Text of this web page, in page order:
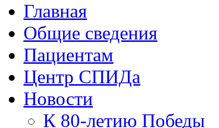
Главная
Общие сведения
Пациентам
Центр СПИДа
Новости
К 80-летию Победы